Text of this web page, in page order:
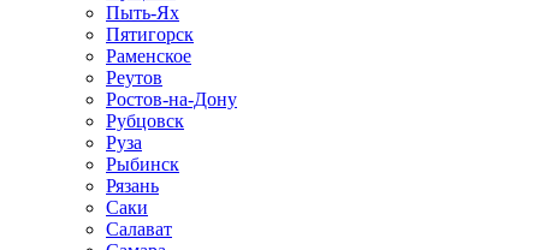
Пыть-Ях
Пятигорск
Раменское
Реутов
Ростов-на-Дону
Рубцовск
Руза
Рыбинск
Рязань
Саки
Салават